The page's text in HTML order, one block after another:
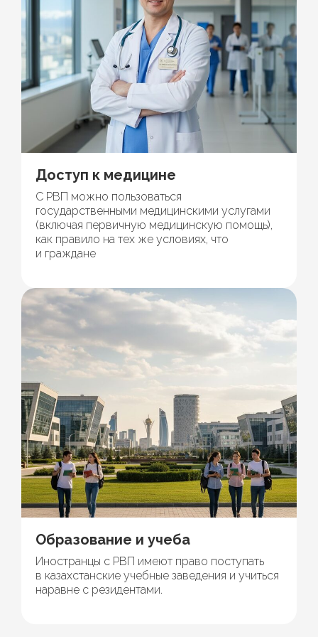
Доступ к медицине
С РВП можно пользоваться
государственными медицинскими услугами
(включая первичную медицинскую помощь),
как правило на тех же условиях, что
и граждане
Образование и учеба
Иностранцы с РВП имеют право поступать
в казахстанские учебные заведения и учиться
наравне с резидентами.